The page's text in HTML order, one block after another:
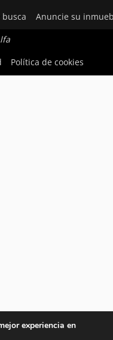
Anuncie su
Política de cookies
experiencia en